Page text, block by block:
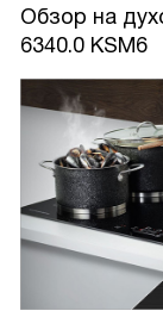
текстура была
Другой случай:
корочка
восторге!
облегчают
горячее.
блюда без
реально
Обзор на
6340.0 KSM6